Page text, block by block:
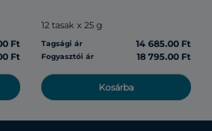
Ft
Ft
12 tasak x 25 g
Tagsági ár 14 685.00 Ft
Fogyasztói ár 18 795.00 Ft
Kosárba